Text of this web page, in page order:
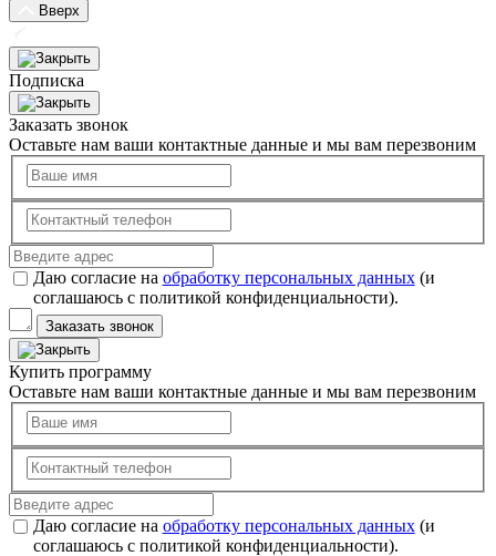
Вверх
Подписка
Заказать звонок
Оставьте нам ваши контактные данные и мы вам перезвоним
Даю согласие на обработку персональных данных(и
соглашаюсь с политикой конфиденциальности).
Заказать звонок
Купить программу
Оставьте нам ваши контактные данные и мы вам перезвоним
Даю согласие на обработку персональных данных(и
соглашаюсь с политикой конфиденциальности).